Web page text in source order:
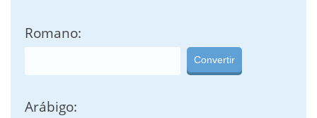
Romano:
Convertir
Arábigo: